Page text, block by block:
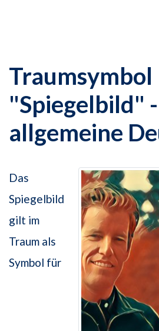
Traumsymbol
"Spiegelbild"
allgemeine
Das
Spiegelbild
gilt im
Traum als
Symbol für